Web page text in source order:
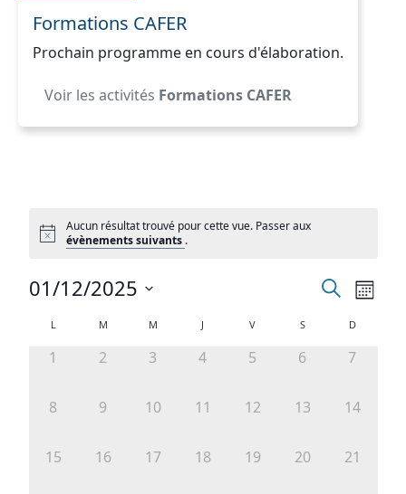
Formations CAFER
Prochain programme en cours d'élaboration.
Voir les activités Formations CAFER
Aucun résultat trouvé pour cette vue. Passer aux
évènements suivants .
vues
Recherche
Mois
01/12/2025
une
date.
Calendrier
de
L M M J V S D
01
0
2
0
3
0
4
0
5
0
6
0
7
0
8
0
9
010
011
012
013
014
015
016
017
018
019
0
20
0
21